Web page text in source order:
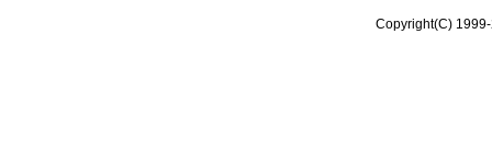
Copyright(C)